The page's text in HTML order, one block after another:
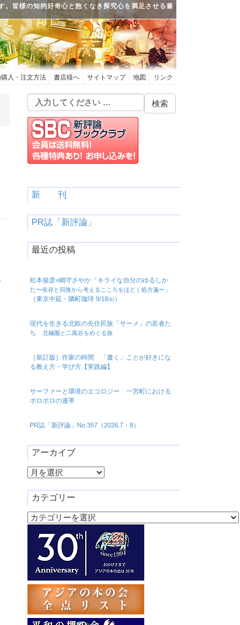
。皆様の知的好奇心と飽くなき探究心を満足させる書
入・注文方法 書店様へ サイトマップ 地図 リンク
新 刊
PR誌「新評論」
最近の投稿
松本俊彦×嶋守さやか「キライな自分のゆるしか
た〜依存と回復から考えるこころをほどく処方箋〜」
（東京中延・隣町珈琲 9/18㈮）
現代を生きる北欧の先住民族「サーメ」の若者た
ち 北極圏と二風谷をめぐる旅
［新訂版］作家の時間 「書く」ことが好きにな
る教え方・学び方【実践編】
サーファーと環境のエコロジー 一宮町における
ボロボロの連帯
PR誌「新評論」No.357（2026.7・8）
アーカイブ
ア
カ
イ
ブ
カテゴリー
カ